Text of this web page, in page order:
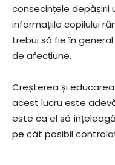
consecințele depășirii
informațiile copilului
trebui să fie în
de afecțiune.
Creșterea și
acest lucru este
este ca el să
pe cât posibil